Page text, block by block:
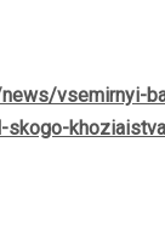
vsemirnyi-